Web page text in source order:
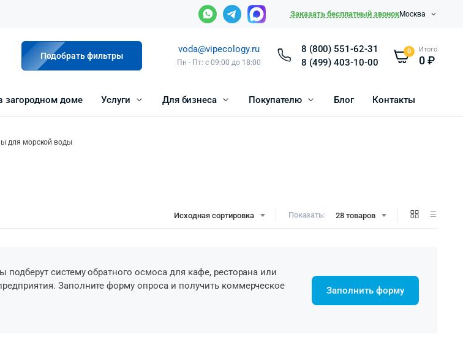
Заказать бесплатный звонокМосква
Подобрать фильтры
voda@vipecology.ru
Пн - Пт: с 09:00 до 18:00
8 (800) 551-62-31
8 (499) 403-10-00
0 Итого
0₽
загородном доме Услуги Для бизнеса Покупателю Блог Контакты
для морской воды
Исходная сортировка Показать: 28 товаров
подберут систему обратного осмоса для кафе, ресторана или
Заполните форму опроса и получить коммерческое
Заполнить форму